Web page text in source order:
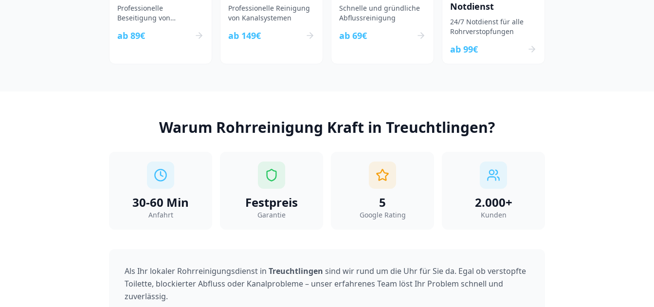
Professionelle
Beseitigung von
ab 89€
Professionelle Reinigung
von Kanalsystemen
ab 149€
Schnelle und gründliche
Abflussreinigung
ab 69€
Notdienst
24/7 Notdienst für alle
Rohrverstopfungen
ab 99€
Warum Rohrreinigung Kraft in Treuchtlingen?
30-60 Min
Anfahrt
Festpreis
Garantie
5
Google Rating
2.000+
Kunden
Als Ihr lokaler Rohrreinigungsdienst in Treuchtlingen sind wir rund um die Uhr für Sie da. Egal ob verstopfte
Toilette, blockierter Abfluss oder Kanalprobleme – unser erfahrenes Team löst Ihr Problem schnell und
zuverlässig.